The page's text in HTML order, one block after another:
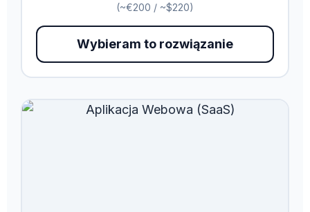
(~€200 / ~$220)
Wybieram to rozwiązanie